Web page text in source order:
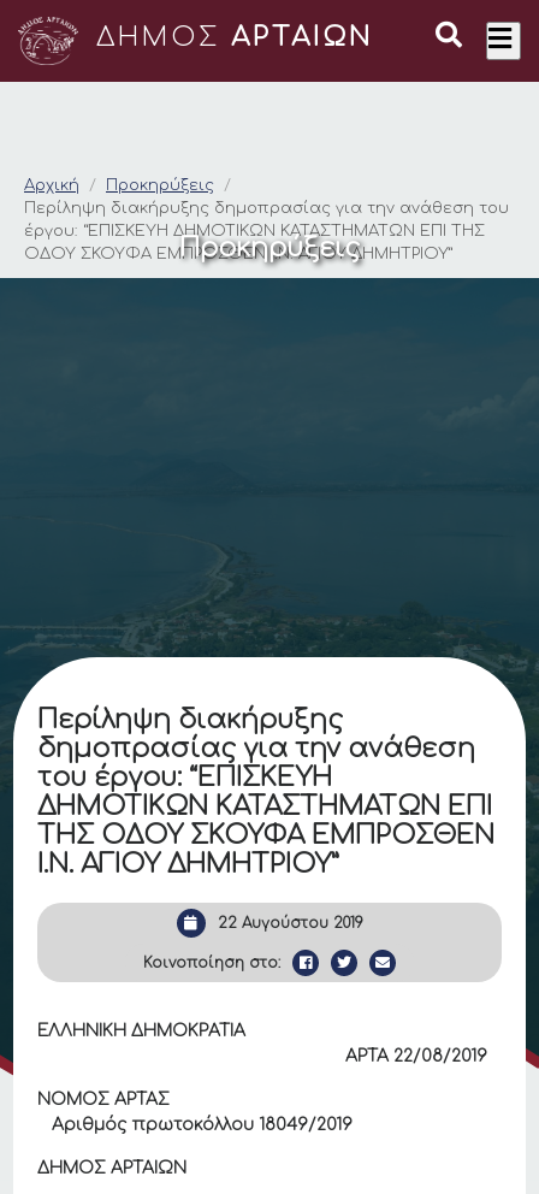
ΔΗΜΟΣ ΑΡΤΑΙΩΝ
Περίληψη
Αρχική
Προκηρύξεις
Περίληψη διακήρυξης δημοπρασίας για την ανάθεση του
έργου: “ΕΠΙΣΚΕΥΗ ΔΗΜΟΤΙΚΩΝ ΚΑΤΑΣΤΗΜΑΤΩΝ ΕΠΙ ΤΗΣ
ΟΔΟΥ ΣΚΟΥΦΑ ΕΜΠΡΟΣΘΕΝ Ι.Ν. ΑΓΙΟΥ ΔΗΜΗΤΡΙΟΥ”
Προκηρύξεις
Περίληψη διακήρυξης
δημοπρασίας για την ανάθεση
του έργου: “ΕΠΙΣΚΕΥΗ
ΔΗΜΟΤΙΚΩΝ ΚΑΤΑΣΤΗΜΑΤΩΝ ΕΠΙ
ΤΗΣ ΟΔΟΥ ΣΚΟΥΦΑ ΕΜΠΡΟΣΘΕΝ
Ι.Ν. ΑΓΙΟΥ ΔΗΜΗΤΡΙΟΥ”
22 Αυγούστου 2019
Κοινοποίηση στο:
ΕΛΛΗΝΙΚΗ ΔΗΜΟΚΡΑΤΙΑ
ΑΡΤΑ 22/08/2019
ΝΟΜΟΣ ΑΡΤΑΣ
Αριθμός πρωτοκόλλου 18049/2019
ΔΗΜΟΣ ΑΡΤΑΙΩΝ